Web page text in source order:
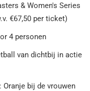
& Women's Series
€67,50 per ticket)
4 personen
van dichtbij in actie
Oranje bij de vrouwen